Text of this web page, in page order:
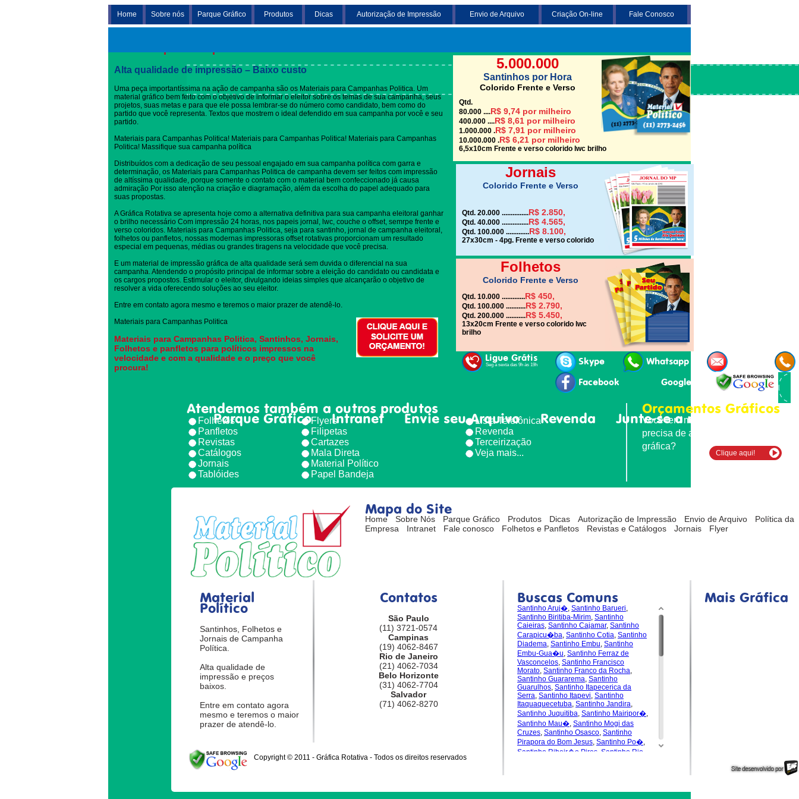
Home Sobre nós Parque Gráfico Produtos Dicas Autorização de Impressão Envio de Arquivo Criação On-line Fale Conosco
Alta qualidade de impressão – Baixo custo
Uma peça importantíssima na ação de campanha são os Materiais para Campanhas Politica. Um
material gráfico bem feito com o objetivo de informar o eleitor sobre os temas de sua campanha, seus
projetos, suas metas e para que ele possa lembrar-se do número como candidato, bem como do
partido que você representa. Textos que mostrem o ideal defendido em sua campanha por você e seu
partido.
Materiais para Campanhas Politica! Materiais para Campanhas Politica! Materiais para Campanhas
Politica! Massifique sua campanha política
Distribuídos com a dedicação de seu pessoal engajado em sua campanha política com garra e
determinação, os Materiais para Campanhas Politica de campanha devem ser feitos com impressão
de altíssima qualidade, porque somente o contato com o material bem confeccionado já causa
admiração Por isso atenção na criação e diagramação, além da escolha do papel adequado para
suas propostas.
A Gráfica Rotativa se apresenta hoje como a alternativa definitiva para sua campanha eleitoral ganhar
o brilho necessário Com impressão 24 horas, nos papeis jornal, lwc, couche o offset, semrpe frente e
verso coloridos. Materiais para Campanhas Politica, seja para santinho, jornal de campanha eleitoral,
folhetos ou panfletos, nossas modernas impressoras offset rotativas proporcionam um resultado
especial em pequenas, médias ou grandes tiragens na velocidade que você precisa.
E um material de impressão gráfica de alta qualidade será sem duvida o diferencial na sua
campanha. Atendendo o propósito principal de informar sobre a eleição do candidato ou candidata e
os cargos propostos. Estimular o eleitor, divulgando ideias simples que alcançarão o objetivo de
resolver a vida oferecendo soluções ao seu eleitor.
Entre em contato agora mesmo e teremos o maior prazer de atendê-lo.
Materiais para Campanhas Politica
Materiais para Campanhas Politica, Santinhos, Jornais,
Folhetos e panfletos para políticos impressos na
velocidade e com a qualidade e o preço que você
procura!
5.000.000
Santinhos por Hora
Colorido Frente e Verso
Qtd.
80.000 ....R$ 9,74 por milheiro
400.000 ....R$ 8,61 por milheiro
1.000.000 .R$ 7,91 por milheiro
10.000.000 .R$ 6,21 por milheiro
6,5x10cm Frente e verso colorido lwc brilho
Jornais
Colorido Frente e Verso
Qtd. 20.000 ...............R$ 2.850,
Qtd. 40.000 ...............R$ 4.565,
Qtd. 100.000 .............R$ 8.100,
27x30cm - 4pg. Frente e verso colorido
Folhetos
Colorido Frente e Verso
Qtd. 10.000 .............R$ 450,
Qtd. 100.000 ...........R$ 2.790,
Qtd. 200.000 ...........R$ 5.450,
13x20cm Frente e verso colorido lwc
brilho
Ligue Grátis
Seg à sexta das 9h às 19h Skype Whatsapp
Facebook
Google+
Parque Gráfico Intranet Envie seu Arquivo Revenda Junte-se a nós Contatos
Atendemos também a outros produtos
Folhetos
Panfletos
Revistas
Catálogos
Jornais
Tablóides
Flyers
Filipetas
Cartazes
Mala Direta
Material Político
Papel Bandeja
Lista Telefônica
Revenda
Terceirização
Veja mais...
Orçamentos Gráficos
Você tem material para imprimir e
precisa de agilidade e qualidade
gráfica?
Clique aqui!
Mapa do Site
Home Sobre Nós Parque Gráfico Produtos Dicas Autorização de Impressão Envio de Arquivo
Política da
Empresa
Intranet Fale conosco Folhetos e Panfletos Revistas e Catálogos Jornais Flyer
Material
Político
Santinhos, Folhetos e
Jornais de Campanha
Política.
Alta qualidade de
impressão e preços
baixos.
Entre em contato agora
mesmo e teremos o maior
prazer de atendê-lo.
Contatos
São Paulo
(11) 3721-0574
Campinas
(19) 4062-8467
Rio de Janeiro
(21) 4062-7034
Belo Horizonte
(31) 4062-7704
Salvador
(71) 4062-8270
Buscas Comuns
Santinho Aruj�, Santinho Barueri,
Santinho Biritiba-Mirim, Santinho
Caieiras, Santinho Cajamar, Santinho
Carapicu�ba, Santinho Cotia, Santinho
Diadema, Santinho Embu, Santinho
Embu-Gua�u, Santinho Ferraz de
Vasconcelos, Santinho Francisco
Morato, Santinho Franco da Rocha,
Santinho Guararema, Santinho
Guarulhos, Santinho Itapecerica da
Serra, Santinho Itapevi, Santinho
Itaquaquecetuba, Santinho Jandira,
Santinho Juquitiba, Santinho Mairipor�,
Santinho Mau�, Santinho Mogi das
Cruzes, Santinho Osasco, Santinho
Pirapora do Bom Jesus, Santinho Po�,
Santinho Ribeir�o Pires Santinho Rio
Santinho Santo Andr�,Santinho S�o
Mais Gráfica
Copyright © 2011 - Gráfica Rotativa - Todos os direitos reservados